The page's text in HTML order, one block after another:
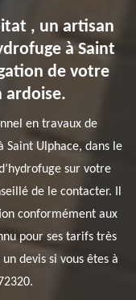
, un artisan
à Saint
de votre
ardoise.
en travaux de
Saint Ulphace, dans le
sur votre
de le contacter. Il
conformément aux
pour ses tarifs très
devis si vous êtes à